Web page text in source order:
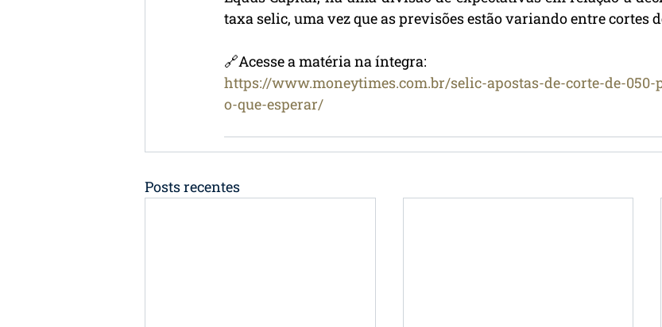
taxa selic, uma vez que as previsões estão variando entre cortes
🔗Acesse a matéria na íntegra:
https://www.moneytimes.com.br/selic-apostas-de-corte-de-050-
o-que-esperar/
Posts recentes